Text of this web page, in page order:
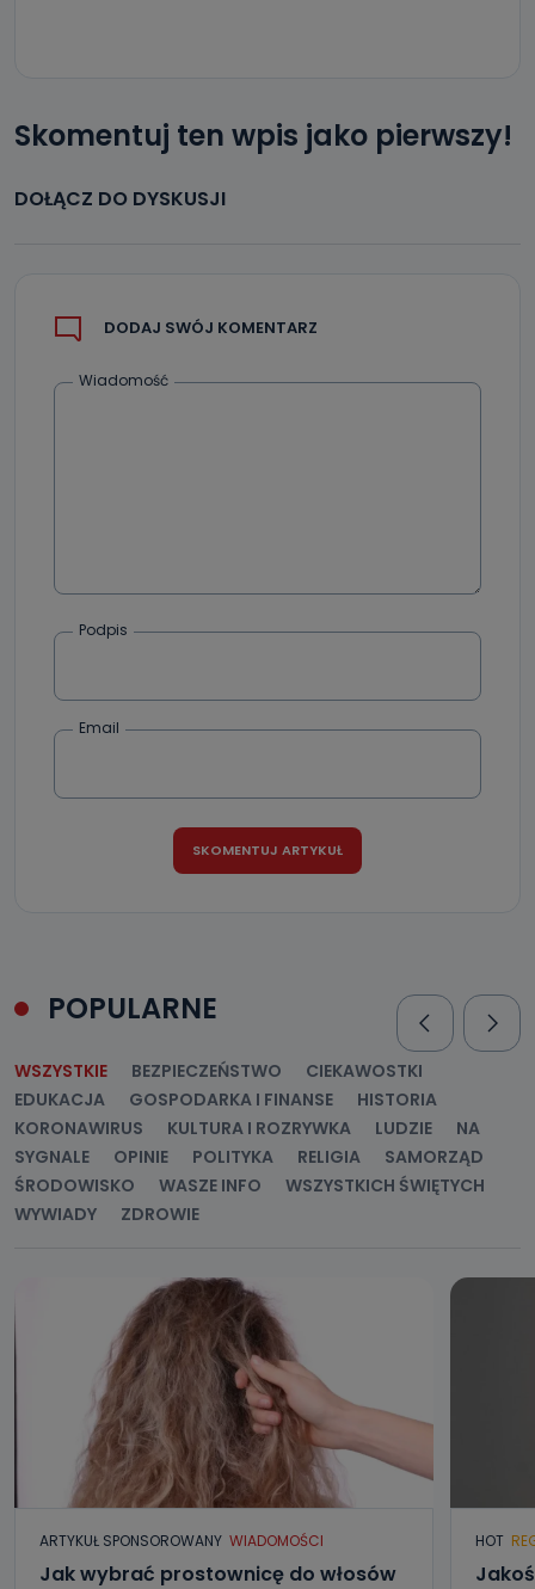
Skomentuj ten wpis jako pierwszy!
DOŁĄCZ DO DYSKUSJI
DODAJ SWÓJ KOMENTARZ
Wiadomość
Podpis
Email
POPULARNE
WSZYSTKIE BEZPIECZEŃSTWO
CIEKAWOSTKI
EDUKACJA
GOSPODARKA I FINANSE
HISTORIA
KORONAWIRUS
KULTURA I ROZRYWKA LUDZIE
NA
SYGNALE
OPINIE POLITYKA RELIGIA
SAMORZĄD
ŚRODOWISKO
WASZE INFO
WSZYSTKICH ŚWIĘTYCH
WYWIADY
ZDROWIE
ARTYKUŁ SPONSOROWANY WIADOMOŚCI
Jak wybrać prostownicę do włosów
HOT